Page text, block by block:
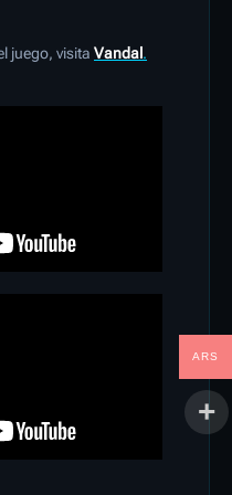
juego, visita Vandal .
ARS